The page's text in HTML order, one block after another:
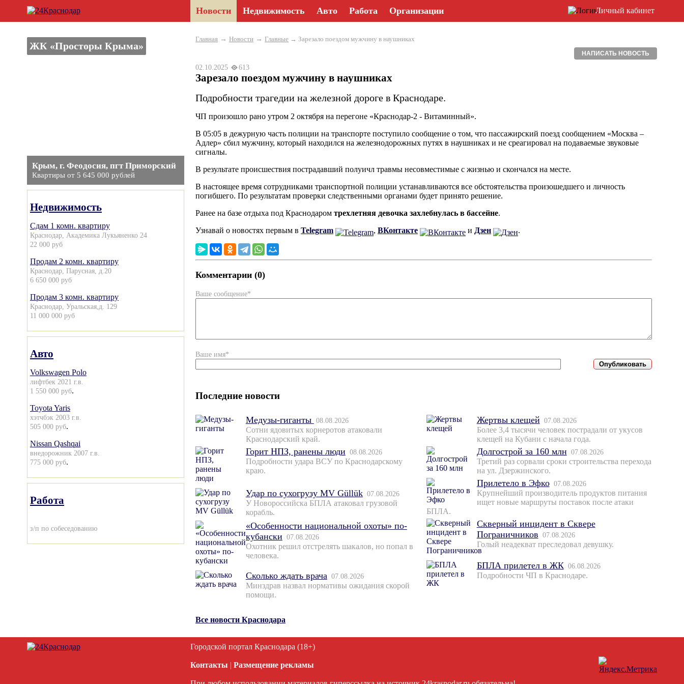
Новости Недвижимость Авто Работа Организации Личный кабинет
ЖК «Просторы Крыма»
Крым, г. Феодосия, пгт Приморский
Квартиры от 5 645 000 рублей
Недвижимость
Сдам 1 комн. квартиру
Краснодар, Академика Лукьяненко 24
22 000 руб
Продам 2 комн. квартиру
Краснодар, Парусная, д.20
6 650 000 руб
Продам 3 комн. квартиру
Краснодар, Уральская,д. 129
11 000 000 руб
Авто
Volkswagen Polo
лифтбек 2021 г.в.
1 550 000 руб.
Toyota Yaris
хэтчбэк 2003 г.в.
505 000 руб.
Nissan Qashqai
внедорожник 2007 г.в.
775 000 руб.
Работа
з/п по собеседованию
Главная → Новости → Главные → Зарезало поездом мужчину в наушниках
НАПИСАТЬ НОВОСТЬ
02.10.2025 613
Зарезало поездом мужчину в наушниках
Подробности трагедии на железной дороге в Краснодаре.
ЧП произошло рано утром 2 октября на перегоне «Краснодар-2 - Витаминный».
В 05:05 в дежурную часть полиции на транспорте поступило сообщение о том, что пассажирский поезд сообщением «Москва –
Адлер» сбил мужчину, который находился на железнодорожных путях в наушниках и не среагировал на подаваемые звуковые
сигналы.
В результате происшествия пострадавший полуичл травмы несовместимые с жизнью и скончался на месте.
В настоящее время сотрудниками транспортной полиции устанавливаются все обстоятельства произошедшего и личность
погибшего. По результатам проверки следственными органами будет принято решение.
Ранее на базе отдыха под Краснодаром трехлетняя девочка захлебнулась в бассейне.
Узнавай о новостях первым в Telegram , ВКонтакте и Дзен .
Комментарии (0)
Ваше сообщение*
Ваше имя*
Последние новости
Медузы-гиганты 08.08.2026
Сотни ядовитых корнеротов атаковали
Краснодарский край.
Горит НПЗ, ранены люди 08.08.2026
Подробности удара ВСУ по Краснодарскому
краю.
Удар по сухогрузу MV Güllük 07.08.2026
У Новороссийска БПЛА атаковал грузовой
корабль.
«Особенности национальной охоты» по-
кубански 07.08.2026
Охотник решил отстрелять шакалов, но попал в
человека.
Сколько ждать врача 07.08.2026
Минздрав назвал нормативы ожидания скорой
помощи.
Жертвы клещей 07.08.2026
Более 3,4 тысячи человек пострадали от укусов
клещей на Кубани с начала года.
Долгострой за 160 млн 07.08.2026
Третий раз сорвали сроки строительства перехода
на ул. Дзержинского.
Прилетело в Эфко 07.08.2026
Крупнейший производитель продуктов питания
ищет новые маршруты поставок после атаки
БПЛА.
Скверный инцидент в Сквере
Пограничников 07.08.2026
Голый неадекват преследовал девушку.
БПЛА прилетел в ЖК 06.08.2026
Подробности ЧП в Краснодаре.
Все новости Краснодара
Городской портал Краснодара (18+)
Контакты | Размещение рекламы